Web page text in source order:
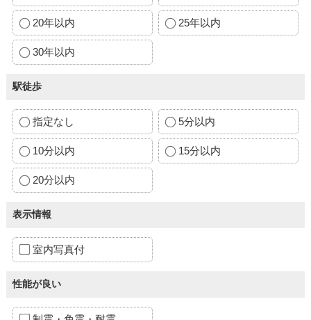
20年以内 25年以内
30年以内
駅徒歩
指定なし 5分以内
10分以内 15分以内
20分以内
表示情報
室内写真付
性能が良い